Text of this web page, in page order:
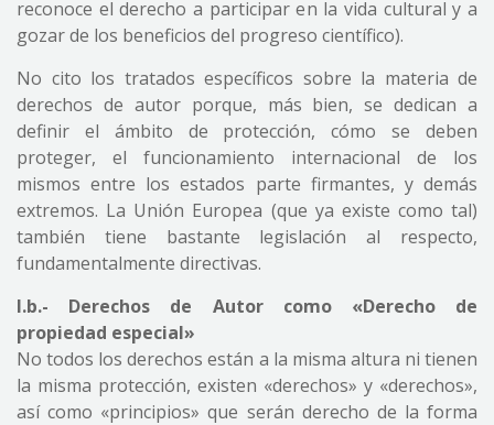
reconoce el derecho a participar en la vida cultural y a
gozar de los beneficios del progreso científico).
No cito los tratados específicos sobre la materia de
derechos de autor porque, más bien, se dedican a
definir el ámbito de protección, cómo se deben
proteger, el funcionamiento internacional de los
mismos entre los estados parte firmantes, y demás
extremos. La Unión Europea (que ya existe como tal)
también tiene bastante legislación al respecto,
fundamentalmente directivas.
I.b.- Derechos de Autor como «Derecho de
propiedad especial»
No todos los derechos están a la misma altura ni tienen
la misma protección, existen «derechos» y «derechos»,
así como «principios» que serán derecho de la forma